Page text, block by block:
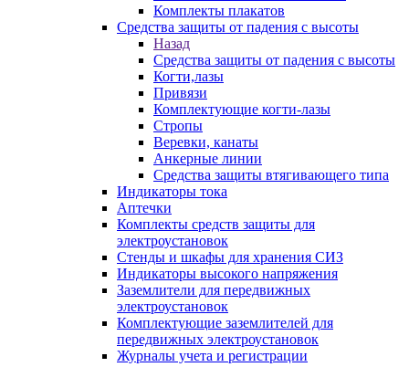
Комплекты плакатов
Средства защиты от падения с высоты
Назад
Средства защиты от падения с высоты
Когти,лазы
Привязи
Комплектующие когти-лазы
Стропы
Веревки, канаты
Анкерные линии
Средства защиты втягивающего типа
Индикаторы тока
Аптечки
Комплекты средств защиты для
электроустановок
Стенды и шкафы для хранения СИЗ
Индикаторы высокого напряжения
Заземлители для передвижных
электроустановок
Комплектующие заземлителей для
передвижных электроустановок
Журналы учета и регистрации